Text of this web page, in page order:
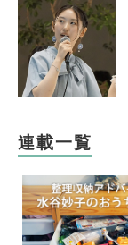
連載一覧